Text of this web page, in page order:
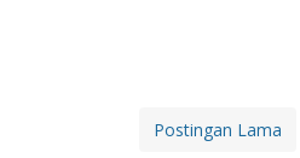
Postingan Lama